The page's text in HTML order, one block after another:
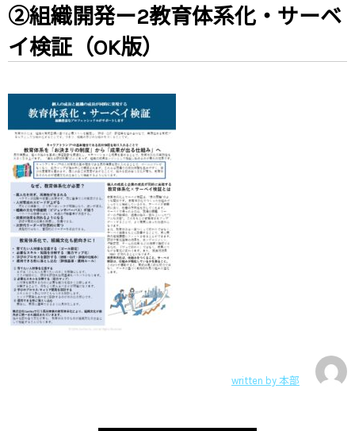
②組織開発ー2教育体系化・サーベ
イ検証（OK版）
written by 本部